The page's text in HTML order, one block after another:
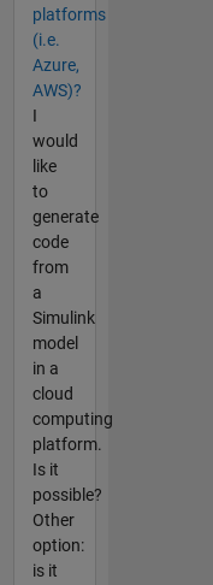
platforms
(i.e.
Azure,
AWS)?
I
would
like
to
generate
code
from
a
Simulink
model
in a
cloud
computing
platform.
Is it
possible?
Other
option:
is it